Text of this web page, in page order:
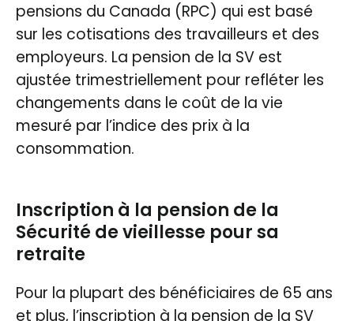
pensions du Canada (RPC) qui est basé
sur les cotisations des travailleurs et des
employeurs. La pension de la SV est
ajustée trimestriellement pour refléter les
changements dans le coût de la vie
mesuré par l’indice des prix à la
consommation.
Inscription à la pension de la
Sécurité de vieillesse pour sa
retraite
Pour la plupart des bénéficiaires de 65 ans
et plus, l’inscription à la pension de la SV